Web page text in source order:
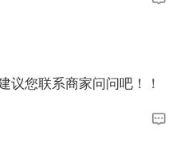
议您联系商家问问吧！！